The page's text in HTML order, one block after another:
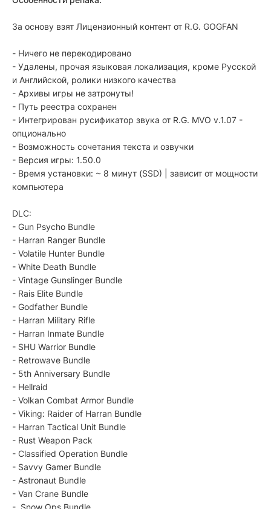
За основу взят Лицензионный контент от R.G. GOGFAN
- Ничего не перекодировано
- Удалены, прочая языковая локализация, кроме Русской
и Английской, ролики низкого качества
- Архивы игры не затронуты!
- Путь реестра сохранен
- Интегрирован русификатор звука от R.G. MVO v.1.07 -
опционально
- Возможность сочетания текста и озвучки
- Версия игры: 1.50.0
- Время установки: ~ 8 минут (SSD) | зависит от мощности
компьютера
DLC:
- Gun Psycho Bundle
- Harran Ranger Bundle
- Volatile Hunter Bundle
- White Death Bundle
- Vintage Gunslinger Bundle
- Rais Elite Bundle
- Godfather Bundle
- Harran Military Rifle
- Harran Inmate Bundle
- SHU Warrior Bundle
- Retrowave Bundle
- 5th Anniversary Bundle
- Hellraid
- Volkan Combat Armor Bundle
- Viking: Raider of Harran Bundle
- Harran Tactical Unit Bundle
- Rust Weapon Pack
- Classified Operation Bundle
- Savvy Gamer Bundle
- Astronaut Bundle
- Van Crane Bundle
- Snow Ops Bundle